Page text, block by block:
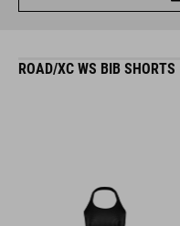
ROAD/XC WS BIB SHORTS